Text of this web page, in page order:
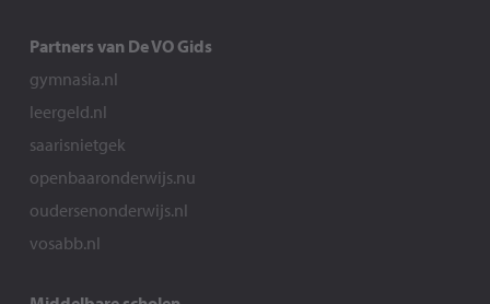
Partners van De VO Gids
gymnasia.nl
leergeld.nl
saarisnietgek
openbaaronderwijs.nu
oudersenonderwijs.nl
vosabb.nl